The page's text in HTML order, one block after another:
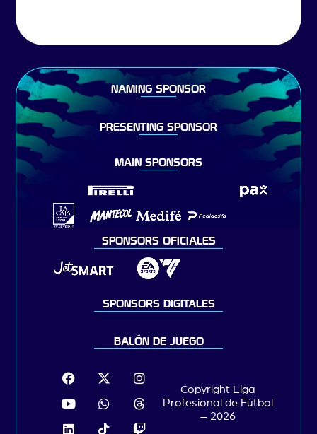
NAMING SPONSOR
PRESENTING SPONSOR
MAIN SPONSORS
SPONSORS OFICIALES
SPONSORS DIGITALES
BALÓN DE JUEGO
Copyright Liga
Profesional de Fútbol
– 2026